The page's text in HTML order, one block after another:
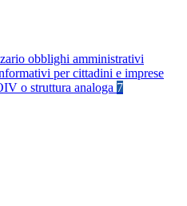
obblighi amministrativi
per cittadini e imprese
o struttura analoga 7